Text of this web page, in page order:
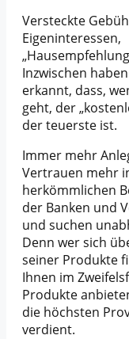
Versteckte
Eigeninteressen,
Inzwischen
erkannt, dass,
geht, der
der teuerste ist.
Immer mehr
Vertrauen mehr
herkömmlichen
der Banken und
und suchen
Denn wer sich
seiner Produkte
Ihnen im
Produkte
die höchsten
verdient.